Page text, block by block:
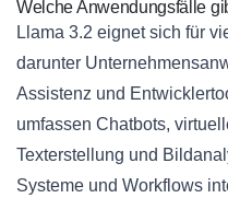
Welche Anwendungsfälle
Llama 3.2 eignet sich für
darunter
Assistenz und
umfassen Chatbots,
Texterstellung und
Systeme und Workflows